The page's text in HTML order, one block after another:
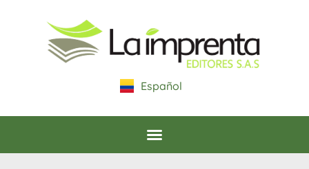
Español
English